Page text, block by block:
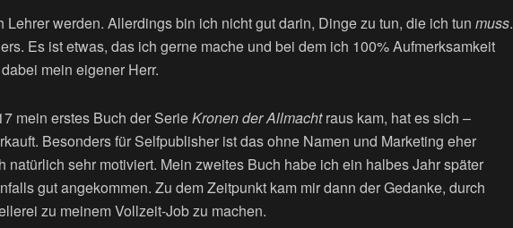
Lehrer werden. Allerdings bin ich nicht gut darin, Dinge zu tun, die ich tun muss.
Es ist etwas, das ich gerne mache und bei dem ich 100% Aufmerksamkeit
mein eigener Herr.
mein erstes Buch der SerieKronen der Allmachtraus kam, hat es sich –
Besonders für Selfpublisher ist das ohne Namen und Marketing eher
natürlich sehr motiviert. Mein zweites Buch habe ich ein halbes Jahr später
gut angekommen. Zu dem Zeitpunkt kam mir dann der Gedanke, durch
zu meinem Vollzeit-Job zu machen.